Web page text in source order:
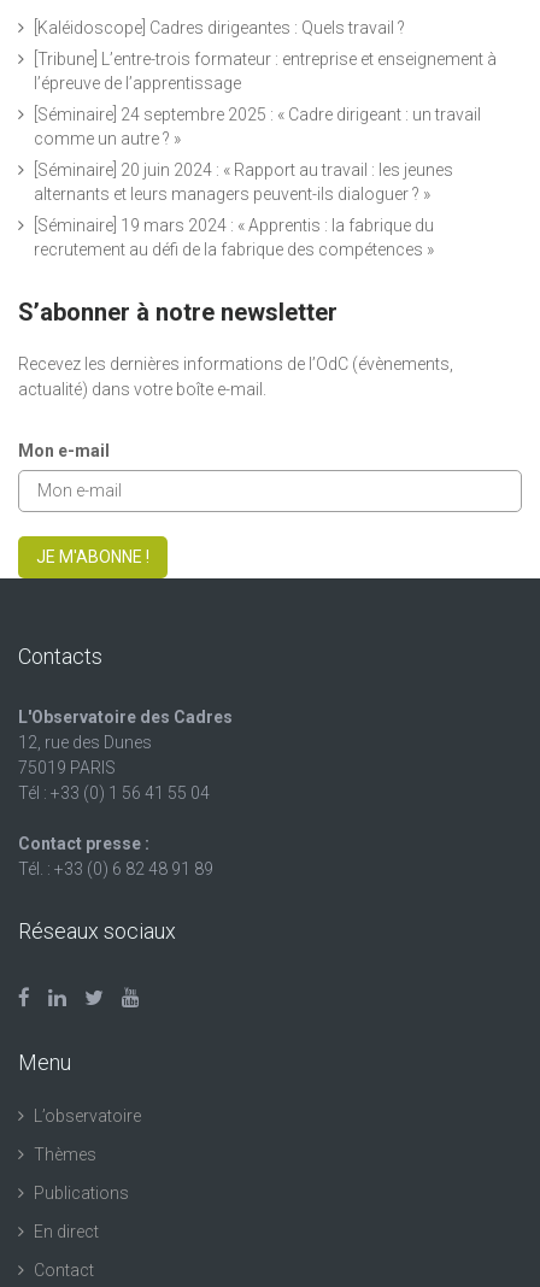
[Kaléidoscope] Cadres dirigeantes : Quels travail ?
[Tribune] L’entre-trois formateur : entreprise et enseignement à
l’épreuve de l’apprentissage
[Séminaire] 24 septembre 2025 : « Cadre dirigeant : un travail
comme un autre ? »
[Séminaire] 20 juin 2024 : « Rapport au travail : les jeunes
alternants et leurs managers peuvent-ils dialoguer ? »
[Séminaire] 19 mars 2024 : « Apprentis : la fabrique du
recrutement au défi de la fabrique des compétences »
S’abonner à notre newsletter
Recevez les dernières informations de l’OdC (évènements,
actualité) dans votre boîte e-mail.
Mon e-mail
JE M'ABONNE !
Contacts
L'Observatoire des Cadres
12, rue des Dunes
75019 PARIS
Tél : +33 (0) 1 56 41 55 04
Contact presse :
Tél. : +33 (0) 6 82 48 91 89
Réseaux sociaux
Menu
L’observatoire
Thèmes
Publications
En direct
Contact